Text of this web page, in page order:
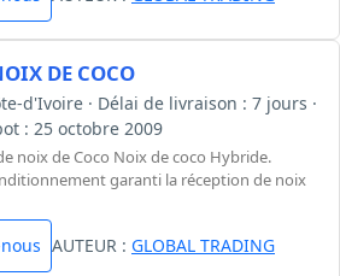
DE COCO
d'Ivoire · Délai de livraison : 7 jours ·
: 25 octobre 2009
noix de Coco Noix de coco Hybride.
garanti la réception de noix
AUTEUR : GLOBAL TRADING